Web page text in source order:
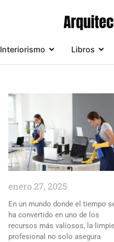
Interiorismo Libros
enero 27, 2025
En un mundo donde el tiempo
ha convertido en uno de los
recursos más valiosos, la
profesional no solo asegura